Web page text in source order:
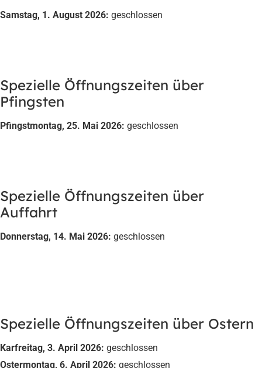
Samstag, 1. August 2026: geschlossen
Spezielle Öffnungszeiten über
Pfingsten
Pfingstmontag, 25. Mai 2026: geschlossen
Spezielle Öffnungszeiten über
Auffahrt
Donnerstag, 14. Mai 2026: geschlossen
Spezielle Öffnungszeiten über Ostern
Karfreitag, 3. April 2026: geschlossen
Ostermontag, 6. April 2026: geschlossen